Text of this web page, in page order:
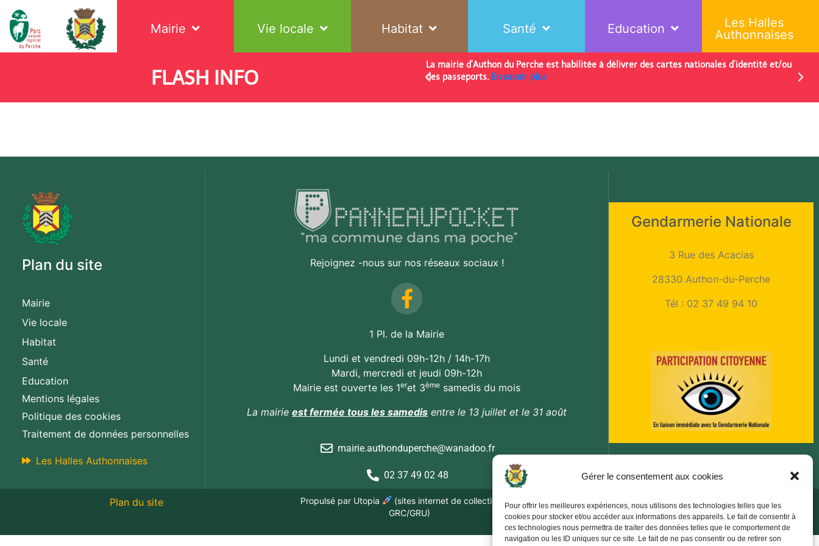
Gérer le consentement aux cookies
Pour offrir les meilleures expériences, nous utilisons des technologies telles que les
cookies pour stocker et/ou accéder aux informations des appareils. Le fait de consentir à
ces technologies nous permettra de traiter des données telles que le comportement de
navigation ou les ID uniques sur ce site. Le fait de ne pas consentir ou de retirer son
Mairie Vie locale Habitat Santé Education
Les Halles
Authonnaises
FLASH INFO
d'Urbanisme intercommunal (PLUi) et de l'abrogation de quatre cartes communales :
La mairie d’Authon du Perche est habilitée à délivrer des cartes nationales d’identité et/ou
des passeports. En savoir plus
Plan du site
Mairie
Vie locale
Habitat
Santé
Education
Mentions légales
Politique des cookies
Traitement de données personnelles
Les Halles Authonnaises
Rejoignez -nous sur nos réseaux sociaux !
1 Pl. de la Mairie
Lundi et vendredi 09h-12h / 14h-17h
Mardi, mercredi et jeudi 09h-12h
Mairie est ouverte les 1eret 3ème samedis du mois
La mairie est fermée tous les samedis entre le 13 juillet et le 31 août
mairie.authonduperche@wanadoo.fr
02 37 49 02 48
Gendarmerie Nationale
3 Rue des Acacias
28330 Authon-du-Perche
Tél : 02 37 49 94 10
Plan du site Propulsé par Utopia
(sites internet de collectivités &
GRC/GRU)
Accessibilité